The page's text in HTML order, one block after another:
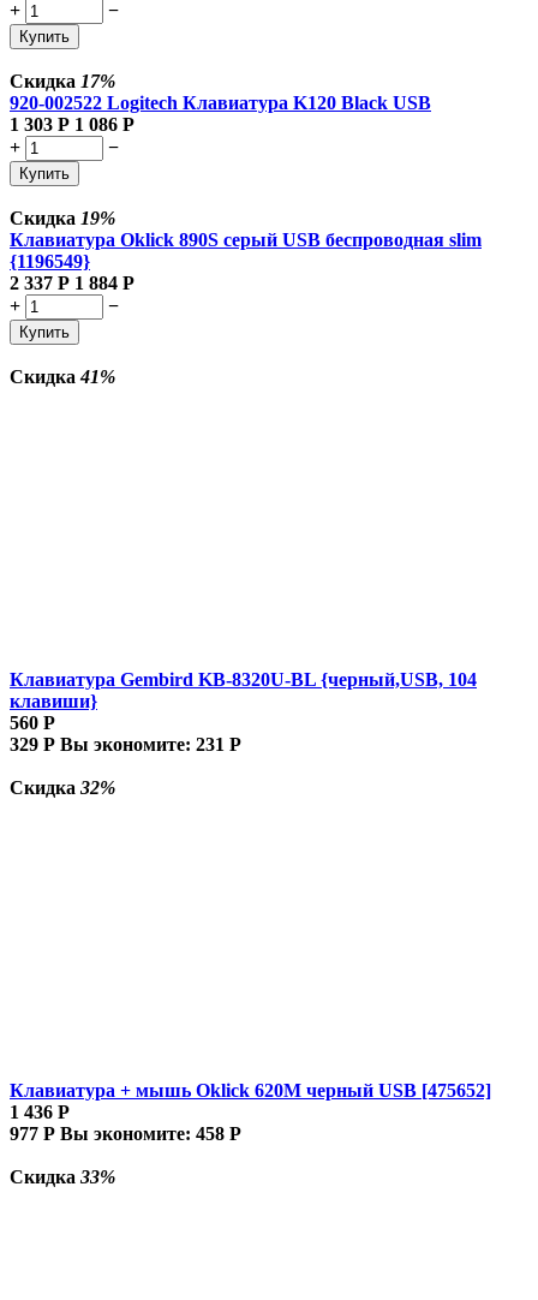
+ −
Купить
Скидка 17%
920-002522 Logitech Клавиатура K120 Black USB
1 303 Р 1 086 Р
+
−
Купить
Скидка 19%
Клавиатура Oklick 890S серый USB беспроводная slim
{1196549}
2 337 Р 1 884 Р
+
−
Купить
Скидка41%
Клавиатура Gembird KB-8320U-BL {черный,USB, 104
клавиши}
560 Р
329 Р Вы экономите: 231 Р
Скидка 32%
Клавиатура + мышь Oklick 620M черный USB [475652]
1 436 Р
977 Р Вы экономите: 458 Р
Скидка 33%